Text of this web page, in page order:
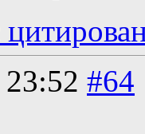
23:52 #64